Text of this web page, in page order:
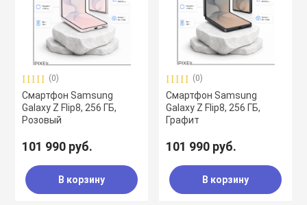
(0)
Смартфон Samsung
Galaxy Z Flip8, 256 ГБ,
Розовый
101 990 руб.
В корзину
(0)
Смартфон Samsung
Galaxy Z Flip8, 256 ГБ,
Графит
101 990 руб.
В корзину